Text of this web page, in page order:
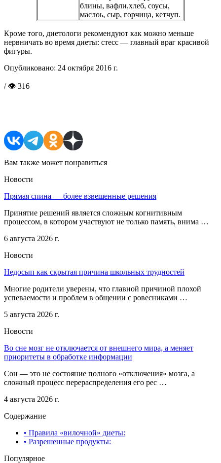
блины, вафли,хлеб, соусы,
маслоь, сыр, горчица, кетчуп.
Кроме того, диетологи рекомендуют как можно меньше
нервничать во время диеты: стесс — главный враг красивой
фигуры.
Опубликовано: 24 октября 2016 г.
/ 👁 316
Вам также может понравиться
Новости
Прямая спина — более взвешенные решения
Принятие решений является сложным когнитивным
процессом, в котором участвуют не только память, внима …
6 августа 2026 г.
Новости
Недосып как скрытая причина школьных трудностей
Многие родители уверены, что главной причиной плохой
успеваемости и проблем в общении с ровесниками …
5 августа 2026 г.
Новости
Во сне мозг не отключается от внешнего мира, а меняет
приоритеты в обработке информации
Сон — это не состояние полного «отключения» мозга, а
сложный процесс перераспределения его рес …
4 августа 2026 г.
Содержание
• Правила «вилочной» диеты:
• Разрешенные продукты:
Популярное